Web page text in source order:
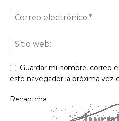
Guardar mi nombre, correo
este navegador la próxima vez
Recaptcha